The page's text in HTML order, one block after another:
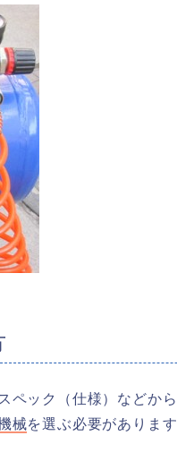
ペック（仕様）などから
械を選ぶ必要があります